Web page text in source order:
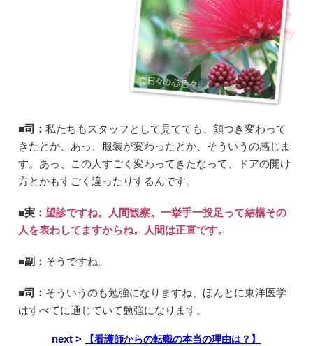
■司：私たちもスタッフとして見てても、顔つき変わって
きたとか、あっ、服装が変わったとか、そういうの感じま
す。あっ、この人すごく変わってきたなって、ドアの開け
方とかもすごく違ったりするんです。
■実：望診ですね。人間観察。一挙手一投足って結構その
人を表わしてますからね。人間は正直です。
■副： そうですね。
■司： そういうのも勉強になりますね、ほんとに東洋医学
はすべてに通じていて勉強になります。
next > 【看護師からの転職の本当の理由は？】